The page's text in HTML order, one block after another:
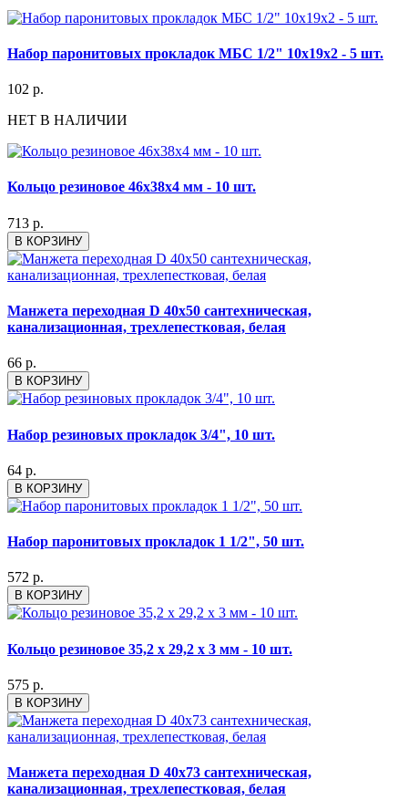
Набор паронитовых прокладок МБС 1/2" 10x19x2 - 5 шт.
102 р.
НЕТ В НАЛИЧИИ
Кольцо резиновое 46х38х4 мм - 10 шт.
713 р.
В КОРЗИНУ
Манжета переходная D 40х50 сантехническая,
канализационная, трехлепестковая, белая
66 р.
В КОРЗИНУ
Набор резиновых прокладок 3/4", 10 шт.
64 р.
В КОРЗИНУ
Набор паронитовых прокладок 1 1/2", 50 шт.
572 р.
В КОРЗИНУ
Кольцо резиновое 35,2 х 29,2 х 3 мм - 10 шт.
575 р.
В КОРЗИНУ
Манжета переходная D 40х73 сантехническая,
канализационная, трехлепестковая, белая